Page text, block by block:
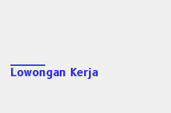
Lowongan Kerja